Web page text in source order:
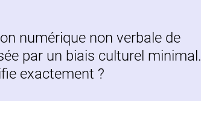
numérique non verbale de
par un biais culturel minimal.
exactement ?